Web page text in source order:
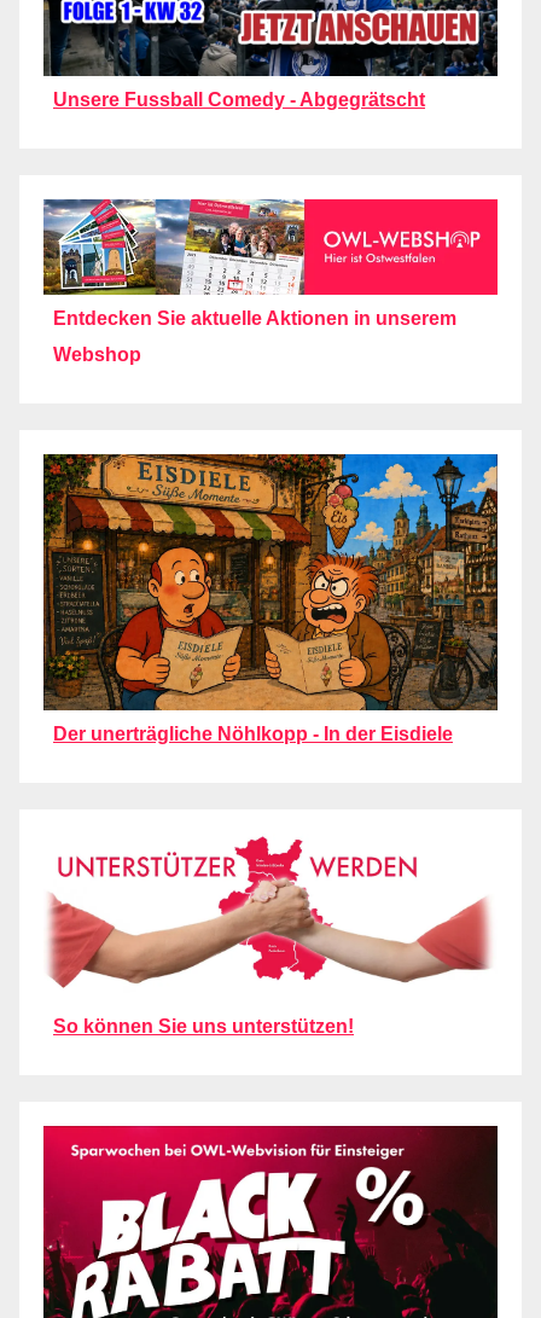
Unsere Fussball Comedy - Abgegrätscht
Entdecken Sie aktuelle Aktionen in unserem
Webshop
Der unerträgliche Nöhlkopp - In der Eisdiele
So können Sie uns unterstützen!